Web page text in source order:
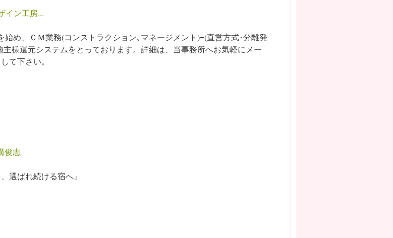
イン工房...
始め、ＣＭ業務(コンストラクション､マネージメント)=(直営方式･分離発
主様還元システムをとっております。詳細は、当事務所へお気軽にメー
て下さい。
俊志
選ばれ続ける宿へ』